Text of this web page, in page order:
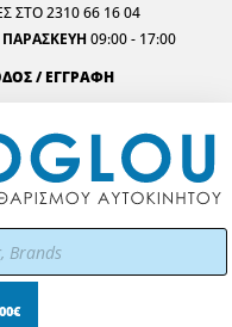
ΣΤΟ 2310 66 16 04
ΠΑΡΑΣΚΕΥΗ 09:00 - 17:00
/ ΕΓΓΡΑΦΗ